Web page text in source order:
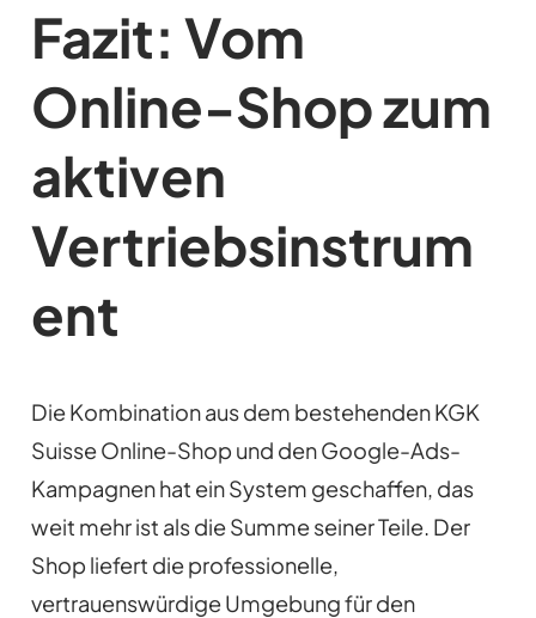
Fazit: Vom
Online-Shop zum
aktiven
Vertriebsinstrum
ent
Die Kombination aus dem bestehenden KGK
Suisse Online-Shop und den Google-Ads-
Kampagnen hat ein System geschaffen, das
weit mehr ist als die Summe seiner Teile. Der
Shop liefert die professionelle,
vertrauenswürdige Umgebung für den